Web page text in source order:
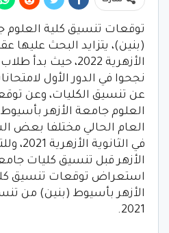
توقعات تنسيق كلية العلوم
(بنين)، يتزايد البحث عليها
الأزهرية 2022، حيث
عن تنسيق الكليات، وعن
العلوم جامعة الأزهر
العام الحالي مختلفا بعض
في
استعراض توقعات تنسيق
الأزهر بأسيوط (بنين) من
2021.